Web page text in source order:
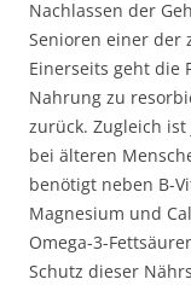
Nachlassen der
Senioren einer der
Einerseits geht die
Nahrung zu
zurück. Zugleich
bei älteren
benötigt neben B-
Magnesium und
Omega-3-
Schutz dieser